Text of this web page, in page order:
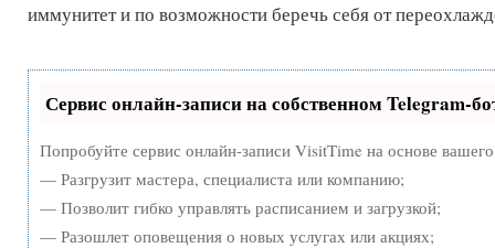
иммунитет и по возможности беречь себя от
Сервис онлайн-записи на собственном Telegram-
Попробуйте сервис онлайн-записи VisitTime на основе
— Разгрузит мастера, специалиста или компанию;
— Позволит гибко управлять расписанием и загрузкой;
— Разошлет оповещения о новых услугах или акциях;